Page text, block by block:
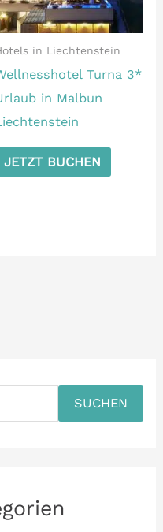
in Liechtenstein
Turna 3*
in Malbun
JETZT BUCHEN
SUCHEN